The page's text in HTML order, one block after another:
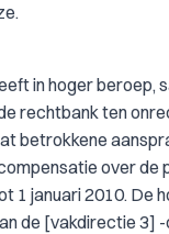
in hoger beroep,
rechtbank ten
betrokkene
over de
1 januari 2010. De
de [vakdirectie 3]